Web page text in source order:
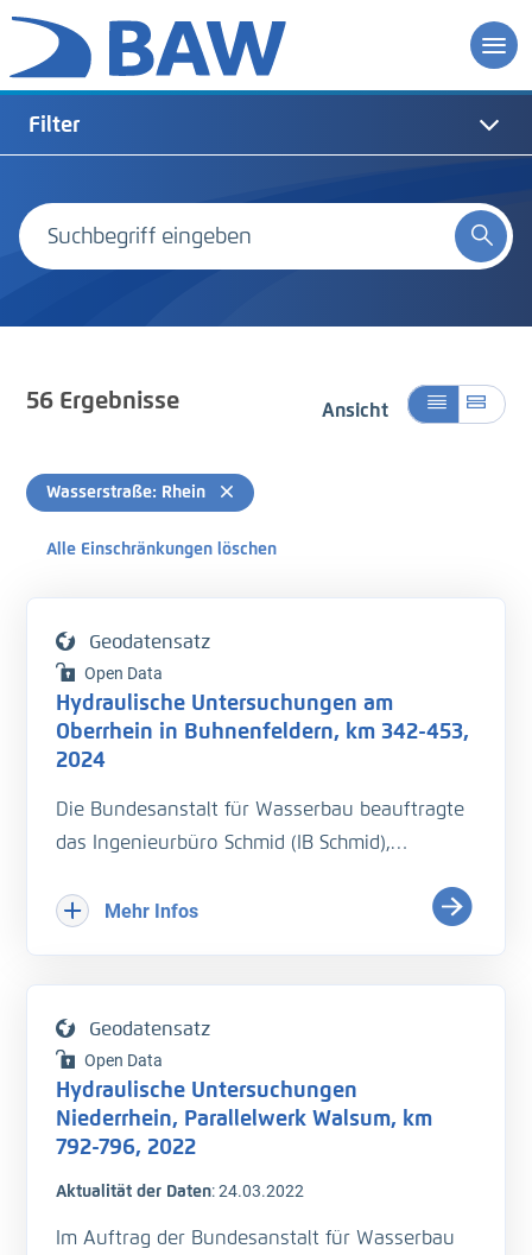
Filter
56Ergebnisse Ansicht
Wasserstraße: Rhein
Alle Einschränkungen löschen
Geodatensatz
Open Data
Hydraulische Untersuchungen am
Oberrhein in Buhnenfeldern, km 342-453,
2024
Die Bundesanstalt für Wasserbau beauftragte
das Ingenieurbüro Schmid (IB Schmid),
mit Geschwindigkeitsmessungen in
Flächenhafte Geschwindigkeitsaufnahme,
Querprofilmessung, Längsprofilmessung, 26.
bis 28.01.2024
- Querprofilmessung (H_Sohle)
Mehr Infos
Geodatensatz
Open Data
Hydraulische Untersuchungen
Niederrhein, Parallelwerk Walsum, km
792-796, 2022
Aktualität der Daten:24.03.2022
Im Auftrag der Bundesanstalt für Wasserbau